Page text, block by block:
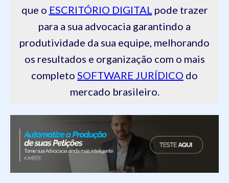
que o ESCRITÓRIO DIGITAL pode trazer
para a sua advocacia garantindo a
produtividade da sua equipe, melhorando
os resultados e organização com o mais
completo SOFTWARE JURÍDICO do
mercado brasileiro.